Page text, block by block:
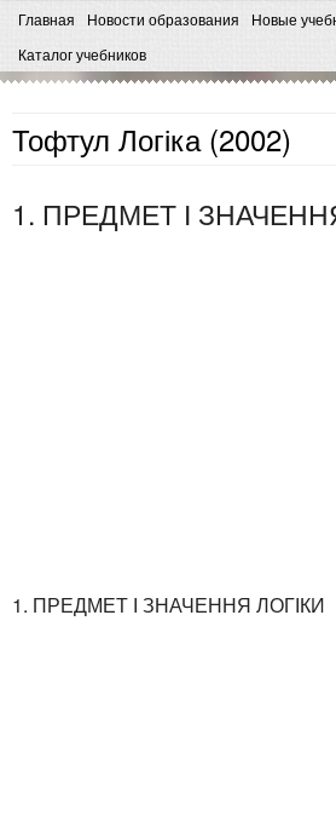
Главная Новости образования
Новые
Каталог учебников
Тофтул Логіка (2002)
1. ПРЕДМЕТ І
1. ПРЕДМЕТ І ЗНАЧЕННЯ ЛОГІКИ